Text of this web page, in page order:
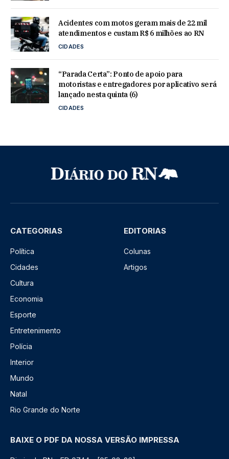
Acidentes com motos geram mais de 22 mil
atendimentos e custam R$ 6 milhões ao RN
CIDADES
“Parada Certa”: Ponto de apoio para
motoristas e entregadores por aplicativo será
lançado nesta quinta (6)
CIDADES
CATEGORIAS
Política
Cidades
Cultura
Economia
Esporte
Entretenimento
Polícia
Interior
Mundo
Natal
Rio Grande do Norte
EDITORIAS
Colunas
Artigos
BAIXE O PDF DA NOSSA VERSÃO IMPRESSA